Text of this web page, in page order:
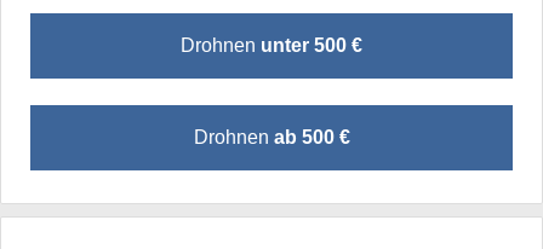
Drohnen unter 500 €
Drohnen ab 500 €